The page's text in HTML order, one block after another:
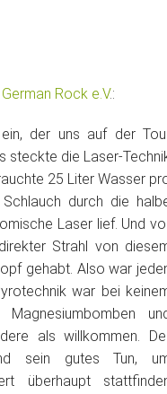
German Rock e.V.:
der uns auf der
steckte die Laser-
25 Liter Wasser
durch die
Laser lief. Und
Strahl von
gehabt. Also war
war bei
als willkommen.
sein gutes Tun,
überhaupt